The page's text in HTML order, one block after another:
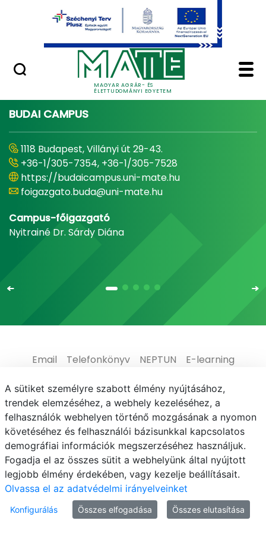
Ugrás a fő tartalomhoz
MAGYAR AGRÁR- ÉS
ÉLETTUDOMÁNYI EGYETEM
Minőségügy
Home - Magyar
BUDAI CAMPUS
1118 Budapest, Villányi út 29-43.
+36-1/305-7354, +36-1/305-7528
https://budaicampus.uni-mate.hu
foigazgato.buda@uni-mate.hu
Campus-főigazgató
Nyitrainé Dr. Sárdy Diána
Email Telefonkönyv NEPTUN
E-learning
Médiaközpont
Informatikai Igazgatóság
Adatvédelem
© MATE 2021
A sütiket személyre szabott élmény nyújtásához,
trendek elemzéséhez, a webhely kezeléséhez, a
felhasználók webhelyen történő mozgásának a nyomon
követéséhez és felhasználói bázisunkkal kapcsolatos
demográfiai információk megszerzéséhez használjuk.
Fogadja el az összes sütit a webhelyünk által nyújtott
legjobb élmény érdekében, vagy kezelje beállításait.
Olvassa el az adatvédelmi irányelveinket
Konfigurálás Összes elfogadása Összes elutasítása